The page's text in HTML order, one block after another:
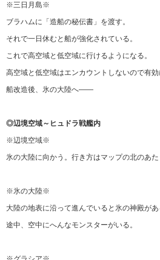
※三日月島※
ブラハムに「造船の秘伝書」を渡す。
それで一日休むと船が強化されている。
これで高空域と低空域に行けるようになる。
高空域と低空域はエンカウントしないので有効
船改造後、氷の大陸へ――
◎辺境空域～ヒュドラ戦艦内
※辺境空域※
氷の大陸に向かう。行き方はマップの北のあた
※氷の大陸※
大陸の地表に沿って進んでいると氷の神殿があ
途中、空中にへんなモンスターがいる。